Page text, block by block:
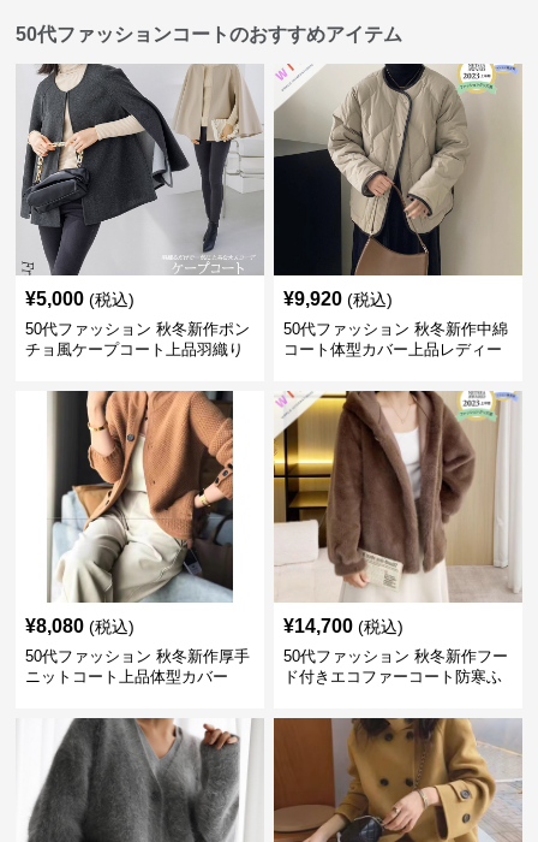
50代ファッションコートのおすすめアイテム
¥5,000 (税込)
50代ファッション 秋冬新作ポン
チョ風ケープコート上品羽織り
¥9,920 (税込)
50代ファッション 秋冬新作中綿
コート体型カバー上品レディー
¥8,080 (税込)
50代ファッション 秋冬新作厚手
ニットコート上品体型カバー
¥14,700 (税込)
50代ファッション 秋冬新作フー
ド付きエコファーコート防寒ふ